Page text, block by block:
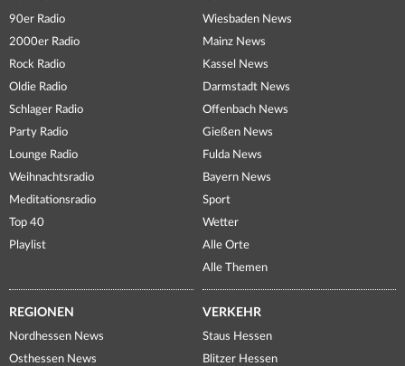
90er Radio
2000er Radio
Rock Radio
Oldie Radio
Schlager Radio
Party Radio
Lounge Radio
Weihnachtsradio
Meditationsradio
Top 40
Playlist
Wiesbaden News
Mainz News
Kassel News
Darmstadt News
Offenbach News
Gießen News
Fulda News
Bayern News
Sport
Wetter
Alle Orte
Alle Themen
REGIONEN
Nordhessen News
Osthessen News
VERKEHR
Staus Hessen
Blitzer Hessen